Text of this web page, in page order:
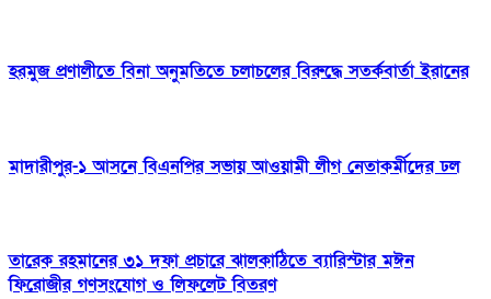
হরমুজ প্রণালীতে বিনা অনুমতিতে চলাচলের বিরুদ্ধে সতর্কবার্তা ইরানের
মাদারীপুর-১ আসনে বিএনপির সভায় আওয়ামী লীগ নেতাকর্মীদের ঢল
তারেক রহমানের ৩১ দফা প্রচারে ঝালকাঠিতে ব্যারিস্টার মঈন
ফিরোজীর গণসংযোগ ও লিফলেট বিতরণ